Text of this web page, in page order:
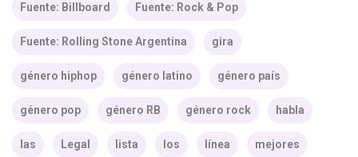
Fuente: Billboard Fuente: Rock & Pop
Fuente: Rolling Stone Argentina gira
género hiphop género latino género país
género pop género RB género rock habla
las Legal lista los línea mejores